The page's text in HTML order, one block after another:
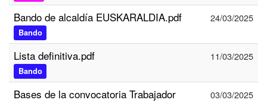
Bando de alcaldía EUSKARALDIA.pdf
Bando
24/03/2025
Lista definitiva.pdf
Bando
11/03/2025
Bases de la convocatoria Trabajador
03/03/2025